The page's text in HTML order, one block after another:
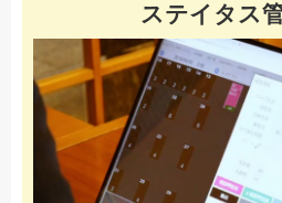
ステイタス